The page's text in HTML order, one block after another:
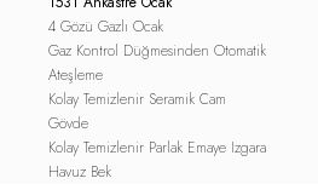
4 Gözü Gazlı Ocak
Gaz Kontrol Düğmesinden Otomatik
Ateşleme
Kolay Temizlenir Seramik Cam
Gövde
Kolay Temizlenir Parlak Emaye Izgara
Havuz Bek